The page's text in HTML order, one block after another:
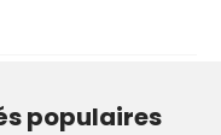
populaires